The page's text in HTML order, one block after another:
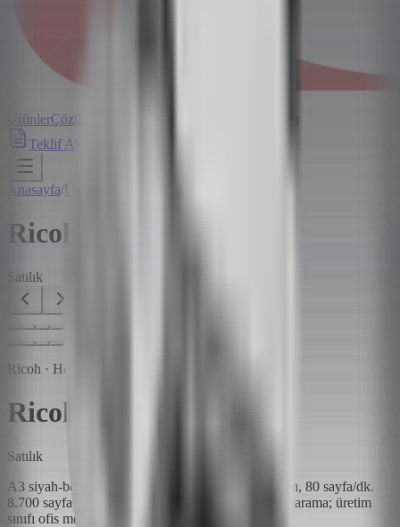
ÜrünlerÇözümler
İletişim
Teklif Al
Anasayfa/Ürünler
Ricoh IM 8000
Satılık
Ricoh · Hepsi Bir Arada Yazıcılar
Ricoh IM 8000
Satılık
A3 siyah-beyaz yüksek hızlı çok fonksiyonlu yazıcı, 80 sayfa/dk.
8.700 sayfa maksimum kapasite, 240 ipm çift-yön tarama; üretim
sınıfı ofis modeli.